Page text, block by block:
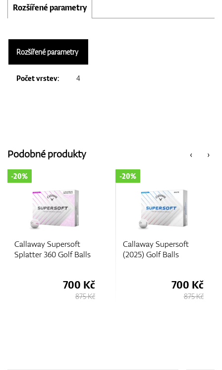
Rozšířené parametry
Rozšířené parametry
Počet vrstev: 4
‹
Podobné produkty ›
Callaway Supersoft
(2025) Golf Balls
-20%
700 Kč
875 Kč
Callaway Supersoft
(2025) Golf Balls
-20%
700 Kč
875 Kč